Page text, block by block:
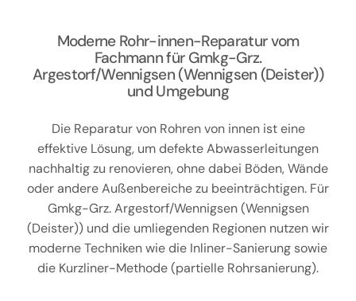
Moderne Rohr-innen-Reparatur vom
Fachmann für Gmkg-Grz.
Argestorf/Wennigsen (Wennigsen (Deister))
und Umgebung
Die Reparatur von Rohren von innen ist eine
effektive Lösung, um defekte Abwasserleitungen
nachhaltig zu renovieren, ohne dabei Böden, Wände
oder andere Außenbereiche zu beeinträchtigen. Für
Gmkg-Grz. Argestorf/Wennigsen (Wennigsen
(Deister)) und die umliegenden Regionen nutzen wir
moderne Techniken wie die Inliner-Sanierung sowie
die Kurzliner-Methode (partielle Rohrsanierung).